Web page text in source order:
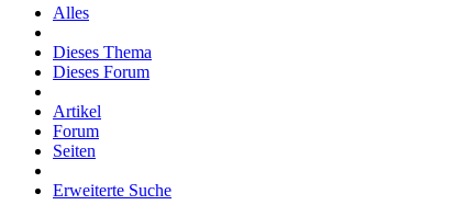
Alles
Dieses Thema
Dieses Forum
Artikel
Forum
Seiten
Erweiterte Suche